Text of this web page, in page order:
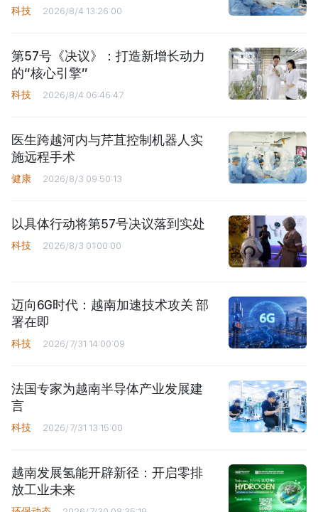
科技 2026/8/4 13:26:00
第57号《决议》：打造新增长动力
的“核心引擎”
科技 2026/8/4 06:46:47
医生跨越河内与芹苴控制机器人实
施远程手术
健康 2026/8/3 09:50:13
以具体行动将第57号决议落到实处
科技 2026/8/3 01:00:00
迈向6G时代：越南加速技术攻关 部
署在即
科技 2026/7/31 14:00:09
法国专家为越南半导体产业发展建
言
科技 2026/7/31 13:15:00
越南发展氢能开辟新径：开启零排
放工业未来